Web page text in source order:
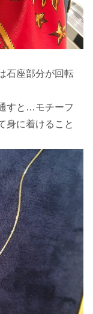
石座部分が回転
すと…モチーフ
身に着けること